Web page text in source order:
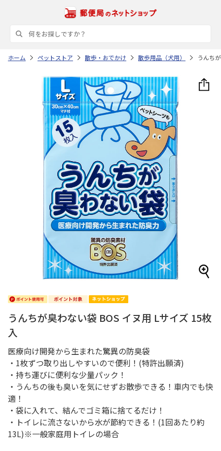
ホーム ペットストア 散歩・おでかけ 散歩用品（犬用） うんち
うんちが臭わない袋 BOS イヌ用 Lサイズ 15枚
入
医療向け開発から生まれた驚異の防臭袋
・1枚ずつ取り出しやすいので便利！(特許出願済)
・持ち運びに便利な少量パック！
・うんちの後も臭いを気にせずお散歩できる！車内でも快
適！
・袋に入れて、結んでゴミ箱に捨てるだけ！
・トイレに流さないから水が節約できる！(1回あたり約
13L)※一般家庭用トイレの場合